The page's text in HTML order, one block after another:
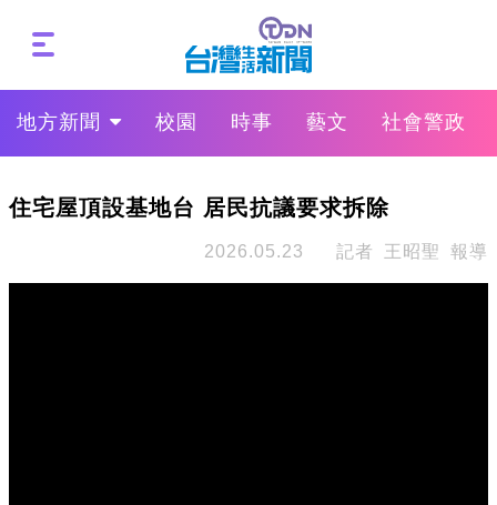
地方新聞 校園 時事 藝文 社會警政
住宅屋頂設基地台 居民抗議要求拆除
2026.05.23 記者 王昭聖 報導